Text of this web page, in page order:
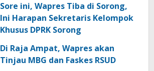
Sore ini, Wapres Tiba di Sorong,
Ini Harapan Sekretaris Kelompok
Khusus DPRK Sorong
Di Raja Ampat, Wapres akan
Tinjau MBG dan Faskes RSUD